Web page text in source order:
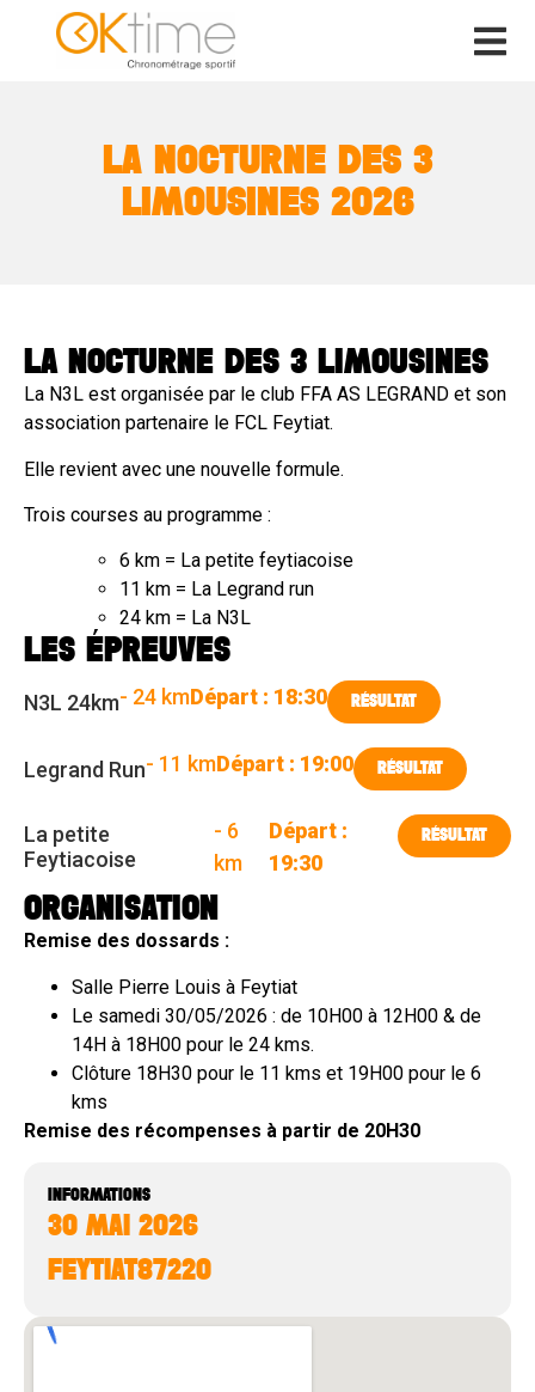
LA NOCTURNE DES 3
LIMOUSINES 2026
LA NOCTURNE DES 3 LIMOUSINES
La N3L est organisée par le club FFA AS LEGRAND et son
association partenaire le FCL Feytiat.
Elle revient avec une nouvelle formule.
Trois courses au programme :
6 km = La petite feytiacoise
11 km = La Legrand run
24 km = La N3L
LES ÉPREUVES
N3L 24km- 24 kmDépart : 18:30 RÉSULTAT
Legrand Run- 11 kmDépart : 19:00 RÉSULTAT
La petite
Feytiacoise
- 6
km
Départ :
19:30
RÉSULTAT
ORGANISATION
Remise des dossards :
Salle Pierre Louis à Feytiat
Le samedi 30/05/2026 : de 10H00 à 12H00 & de
14H à 18H00 pour le 24 kms.
Clôture 18H30 pour le 11 kms et 19H00 pour le 6
kms
Remise des récompenses à partir de 20H30
INFORMATIONS
30 MAI 2026
FEYTIAT87220